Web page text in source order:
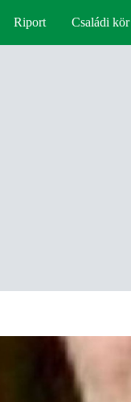
Riport Családi kör